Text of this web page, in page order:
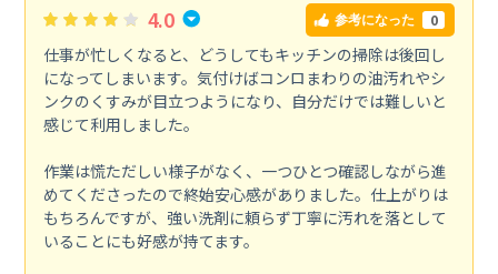
4.0 参考になった 0
仕事が忙しくなると、どうしてもキッチンの掃除は後回し
になってしまいます。気付けばコンロまわりの油汚れやシ
ンクのくすみが目立つようになり、自分だけでは難しいと
感じて利用しました。
作業は慌ただしい様子がなく、一つひとつ確認しながら進
めてくださったので終始安心感がありました。仕上がりは
もちろんですが、強い洗剤に頼らず丁寧に汚れを落として
いることにも好感が持てます。